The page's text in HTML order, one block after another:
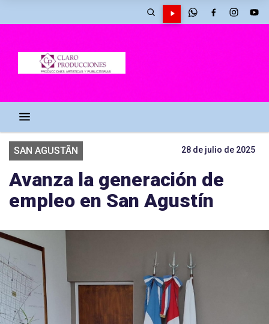
SAN AGUSTÃ­N 28 de julio de 2025
Avanza la generación de
empleo en San Agustín